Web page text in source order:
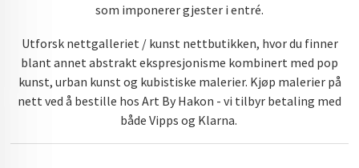
som imponerer gjester i entré.
Utforsk nettgalleriet / kunst nettbutikken, hvor du finner
blant annet abstrakt ekspresjonisme kombinert med pop
kunst, urban kunst og kubistiske malerier. Kjøp malerier på
nett ved å bestille hos Art By Hakon - vi tilbyr betaling med
både Vipps og Klarna.